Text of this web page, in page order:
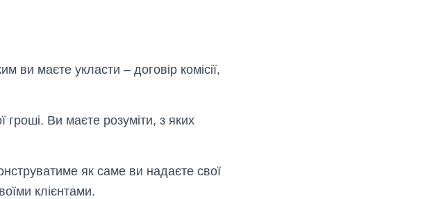
ви маєте укласти – договір комісії,
Ви маєте розуміти, з яких
як саме ви надаєте свої
клієнтами.